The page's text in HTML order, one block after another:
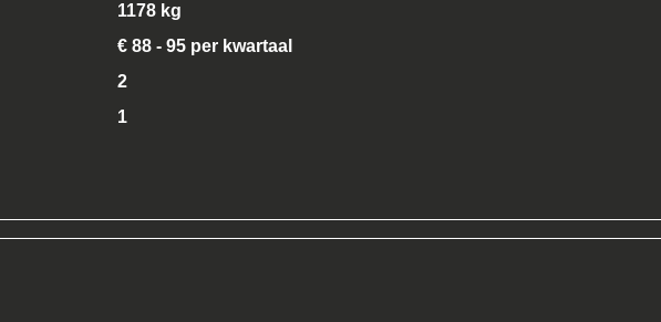
1178 kg
€ 88 - 95 per kwartaal
2
1